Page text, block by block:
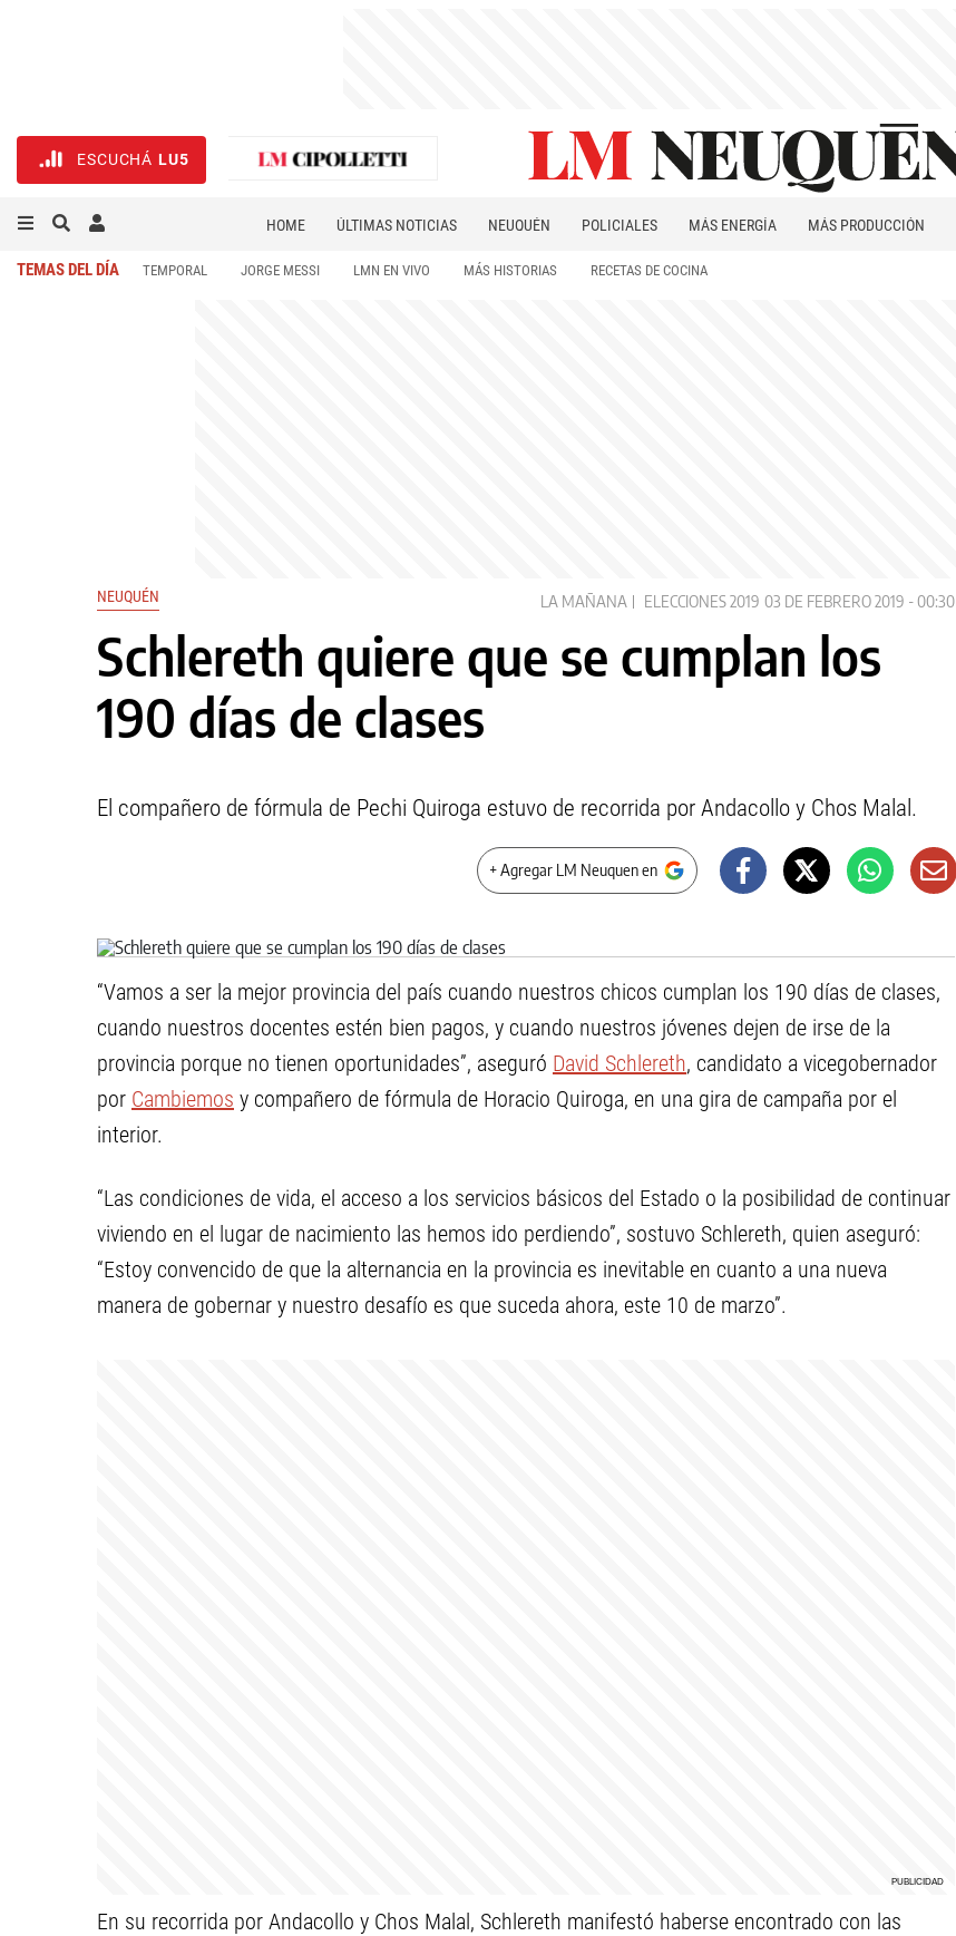
ESCUCHÁ LU5
HOME ÚLTIMAS NOTICIAS NEUQUÉN POLICIALES MÁS ENERGÍA MÁS PRODUCCIÓN
TEMAS DEL DÍA TEMPORAL JORGE MESSI LMN EN VIVO MÁS HISTORIAS RECETAS DE COCINA
NEUQUÉN LA MAÑANA ELECCIONES 2019 03 DE FEBRERO 2019 - 00:30
Schlereth quiere que se cumplan los
190 días de clases
El compañero de fórmula de Pechi Quiroga estuvo de recorrida por Andacollo y Chos Malal.
+ Agregar LM Neuquen en
“Vamos a ser la mejor provincia del país cuando nuestros chicos cumplan los 190 días de clases,
cuando nuestros docentes estén bien pagos, y cuando nuestros jóvenes dejen de irse de la
provincia porque no tienen oportunidades”, aseguró David Schlereth, candidato a vicegobernador
por Cambiemos y compañero de fórmula de Horacio Quiroga, en una gira de campaña por el
interior.
“Las condiciones de vida, el acceso a los servicios básicos del Estado o la posibilidad de continuar
viviendo en el lugar de nacimiento las hemos ido perdiendo”, sostuvo Schlereth, quien aseguró:
“Estoy convencido de que la alternancia en la provincia es inevitable en cuanto a una nueva
manera de gobernar y nuestro desafío es que suceda ahora, este 10 de marzo”.
En su recorrida por Andacollo y Chos Malal, Schlereth manifestó haberse encontrado con las